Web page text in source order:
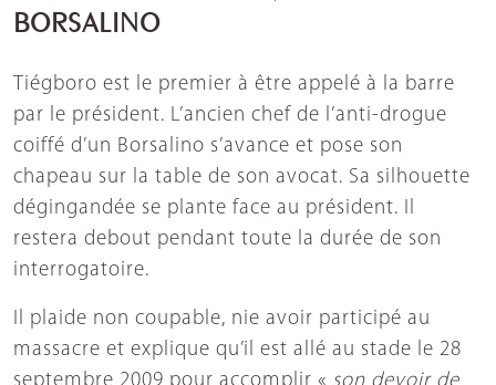
BORSALINO
Tiégboro est le premier à être appelé à la barre
par le président. L’ancien chef de l’anti-drogue
coiffé d’un Borsalino s’avance et pose son
chapeau sur la table de son avocat. Sa silhouette
dégingandée se plante face au président. Il
restera debout pendant toute la durée de son
interrogatoire.
Il plaide non coupable, nie avoir participé au
massacre et explique qu’il est allé au stade le 28